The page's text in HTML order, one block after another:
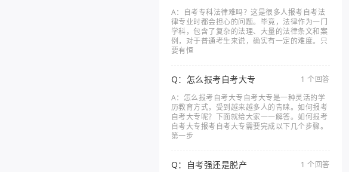
A：自考专科法律难吗？这是很多人报考自考法
律专业时都会担心的问题。毕竟，法律作为一门
学科，包含了复杂的法理、大量的法律条文和案
例，对于普通考生来说，确实有一定的难度。只
要有恒
Q：怎么报考自考大专
1 个回答
A：怎么报考自考大专自考大专是一种灵活的学
历教育方式，受到越来越多人的青睐。如何报考
自考大专呢？下面就给大家一一解答。如何报考
自考大专报考自考大专需要完成以下几个步骤。
第一步
Q：自考强还是脱产
1 个回答